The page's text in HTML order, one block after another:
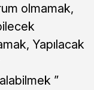
olmamak,
Yapılacak
”